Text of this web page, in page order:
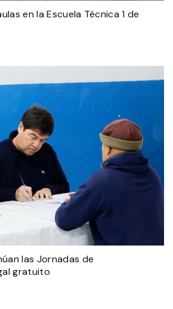
en la Escuela Técnica 1 de
las Jornadas de
gratuito